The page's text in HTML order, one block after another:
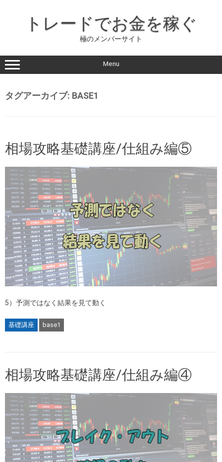
キ
ッ
プ
トレードでお金を稼ぐ
極のメンバーサイト
Menu
タグアーカイブ: BASE1
相場攻略基礎講座/仕組み編⑤
5）予測ではなく結果を見て動く
基礎講座 base1
相場攻略基礎講座/仕組み編④